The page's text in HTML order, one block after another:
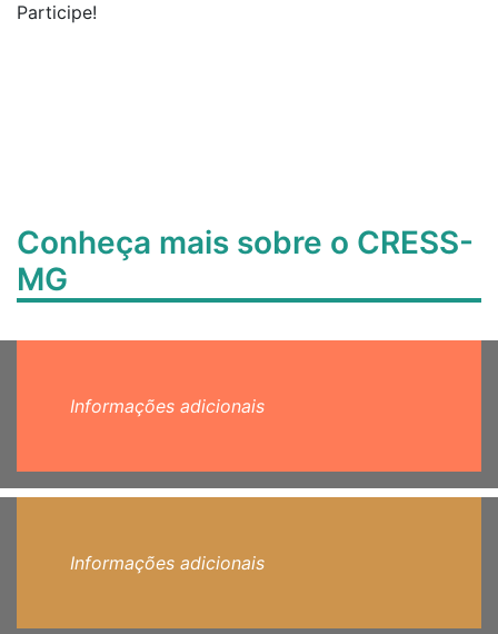
Participe!
Conheça mais sobre o CRESS-
MG
Informações adicionais
Informações adicionais